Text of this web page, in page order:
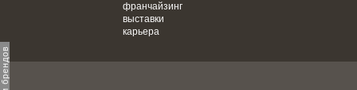
франчайзинг
выставки
карьера